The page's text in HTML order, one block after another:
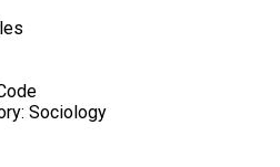
Sociology